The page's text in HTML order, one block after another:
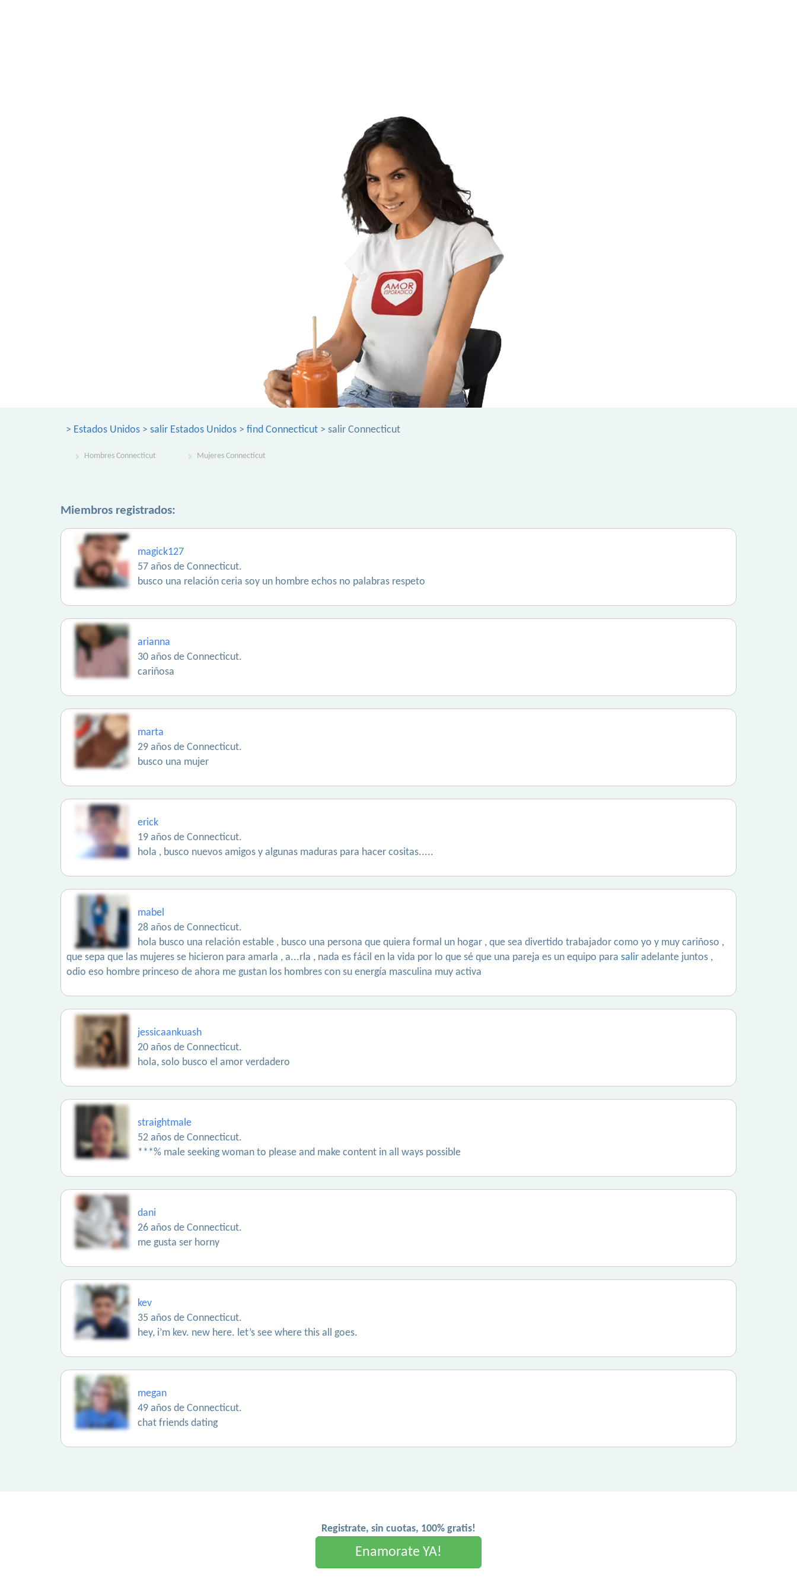
> Estados Unidos > salir Estados Unidos > find Connecticut > salir Connecticut
Hombres Connecticut Mujeres Connecticut
Miembros registrados:
magick127
57 años de Connecticut.
busco una relación ceria soy un hombre echos no palabras respeto
arianna
30 años de Connecticut.
cariñosa
marta
29 años de Connecticut.
busco una mujer
erick
19 años de Connecticut.
hola , busco nuevos amigos y algunas maduras para hacer cositas.....
mabel
28 años de Connecticut.
hola busco una relación estable , busco una persona que quiera formal un hogar , que sea divertido trabajador como yo y muy cariñoso ,
que sepa que las mujeres se hicieron para amarla , a...rla , nada es fácil en la vida por lo que sé que una pareja es un equipo para salir adelante juntos ,
odio eso hombre princeso de ahora me gustan los hombres con su energía masculina muy activa
jessicaankuash
20 años de Connecticut.
hola, solo busco el amor verdadero
straightmale
52 años de Connecticut.
***% male seeking woman to please and make content in all ways possible
dani
26 años de Connecticut.
me gusta ser horny
kev
35 años de Connecticut.
hey, i’m kev. new here. let’s see where this all goes.
megan
49 años de Connecticut.
chat friends dating
Registrate, sin cuotas, 100% gratis!
Enamorate YA!